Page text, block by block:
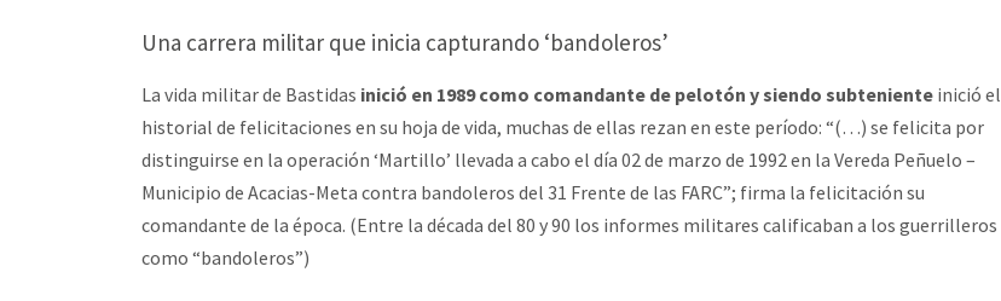
Una carrera militar que inicia capturando ‘bandoleros’
La vida militar de Bastidas inició en 1989 como comandante de pelotón y siendo subteniente inició el
historial de felicitaciones en su hoja de vida, muchas de ellas rezan en este período: “(…) se felicita por
distinguirse en la operación ‘Martillo’ llevada a cabo el día 02 de marzo de 1992 en la Vereda Peñuelo –
Municipio de Acacias-Meta contra bandoleros del 31 Frente de las FARC”; firma la felicitación su
comandante de la época. (Entre la década del 80 y 90 los informes militares calificaban a los guerrilleros
como “bandoleros”)